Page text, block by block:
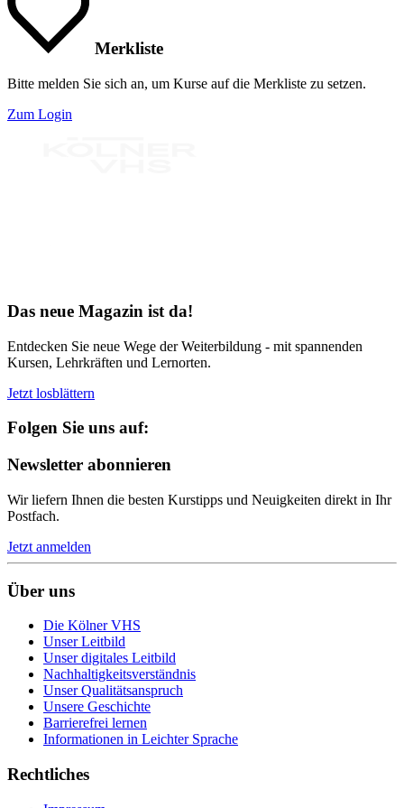
Merkliste
Bitte melden Sie sich an, um Kurse auf die Merkliste zu setzen.
Zum Login
Das neue Magazin ist da!
Entdecken Sie neue Wege der Weiterbildung - mit spannenden
Kursen, Lehrkräften und Lernorten.
Jetzt losblättern
Folgen Sie uns auf:
Newsletter abonnieren
Wir liefern Ihnen die besten Kurstipps und Neuigkeiten direkt in Ihr
Postfach.
Jetzt anmelden
Über uns
Die Kölner VHS
Unser Leitbild
Unser digitales Leitbild
Nachhaltigkeitsverständnis
Unser Qualitätsanspruch
Unsere Geschichte
Barrierefrei lernen
Informationen in Leichter Sprache
Rechtliches